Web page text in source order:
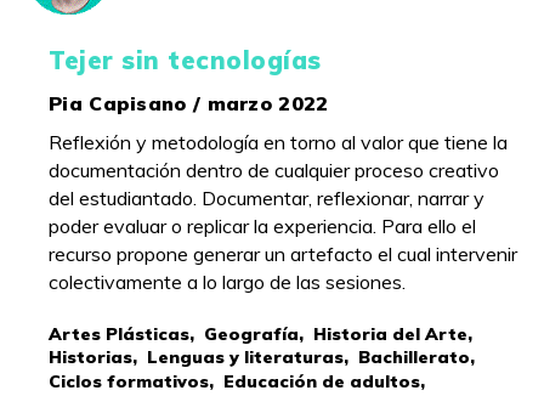
Tejer sin tecnologías
Pia Capisano / marzo 2022
Reflexión y metodología en torno al valor que tiene la
documentación dentro de cualquier proceso creativo
del estudiantado. Documentar, reflexionar, narrar y
poder evaluar o replicar la experiencia. Para ello el
recurso propone generar un artefacto el cual intervenir
colectivamente a lo largo de las sesiones.
Artes Plásticas, Geografía, Historia del Arte,
Historias, Lenguas y literaturas, Bachillerato,
Ciclos formativos, Educación de adultos,